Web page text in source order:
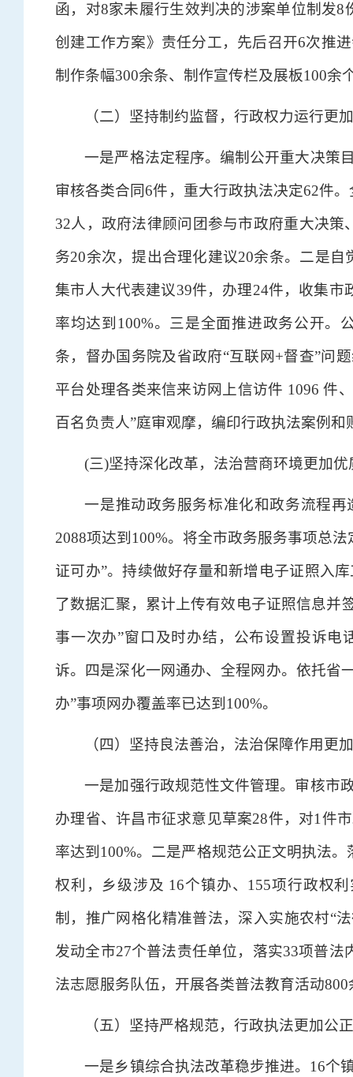
函，对8家未履行生效判决的涉案单位制发
创建工作方案》责任分工，先后召开6次推
制作条幅300余条、制作宣传栏及展板100余
（二）坚持制约监督，行政权力运行更
一是严格法定程序。编制公开重大决策
审核各类合同6件，重大行政执法决定62件
32人，政府法律顾问团参与市政府重大决
务20余次，提出合理化建议20余条。二是
集市人大代表建议39件，办理24件，收集
率均达到100%。三是全面推进政务公开。
条，督办国务院及省政府“互联网+督查”问
平台处理各类来信来访网上信访件 1096 件
百名负责人”庭审观摩，编印行政执法案例
(三)坚持深化改革，法治营商环境更加优
一是推动政务服务标准化和政务流程
2088项达到100%。将全市政务服务事项总
证可办”。持续做好存量和新增电子证照入
了数据汇聚，累计上传有效电子证照信息并
事一次办”窗口及时办结，公布设置投诉电
诉。四是深化一网通办、全程网办。依托省
办”事项网办覆盖率已达到100%。
（四）坚持良法善治，法治保障作用更
一是加强行政规范性文件管理。审核市
办理省、许昌市征求意见草案28件，对1件
率达到100%。二是严格规范公正文明执法
权利，乡级涉及 16个镇办、155项行政权
制，推广网格化精准普法，深入实施农村“
发动全市27个普法责任单位，落实33项普
法志愿服务队伍，开展各类普法教育活动
（五）坚持严格规范，行政执法更加公
一是乡镇综合执法改革稳步推进。16个